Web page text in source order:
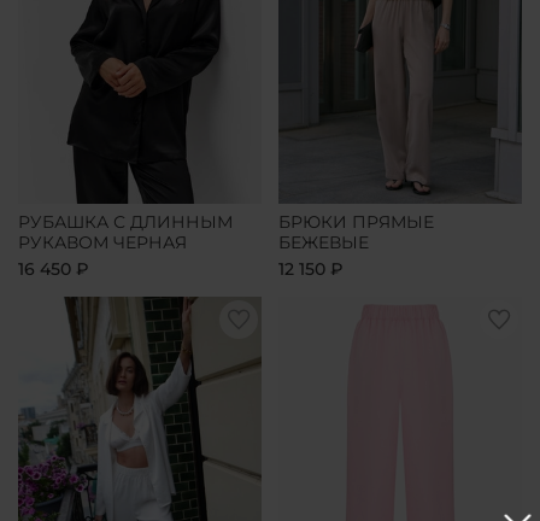
РУБАШКА С ДЛИННЫМ
РУКАВОМ ЧЕРНАЯ
16 450 ₽
БРЮКИ ПРЯМЫЕ
БЕЖЕВЫЕ
12 150 ₽